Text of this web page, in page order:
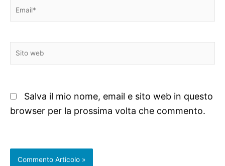
Email*
Sito
web
Salva il mio nome, email e sito web in questo
browser per la prossima volta che commento.